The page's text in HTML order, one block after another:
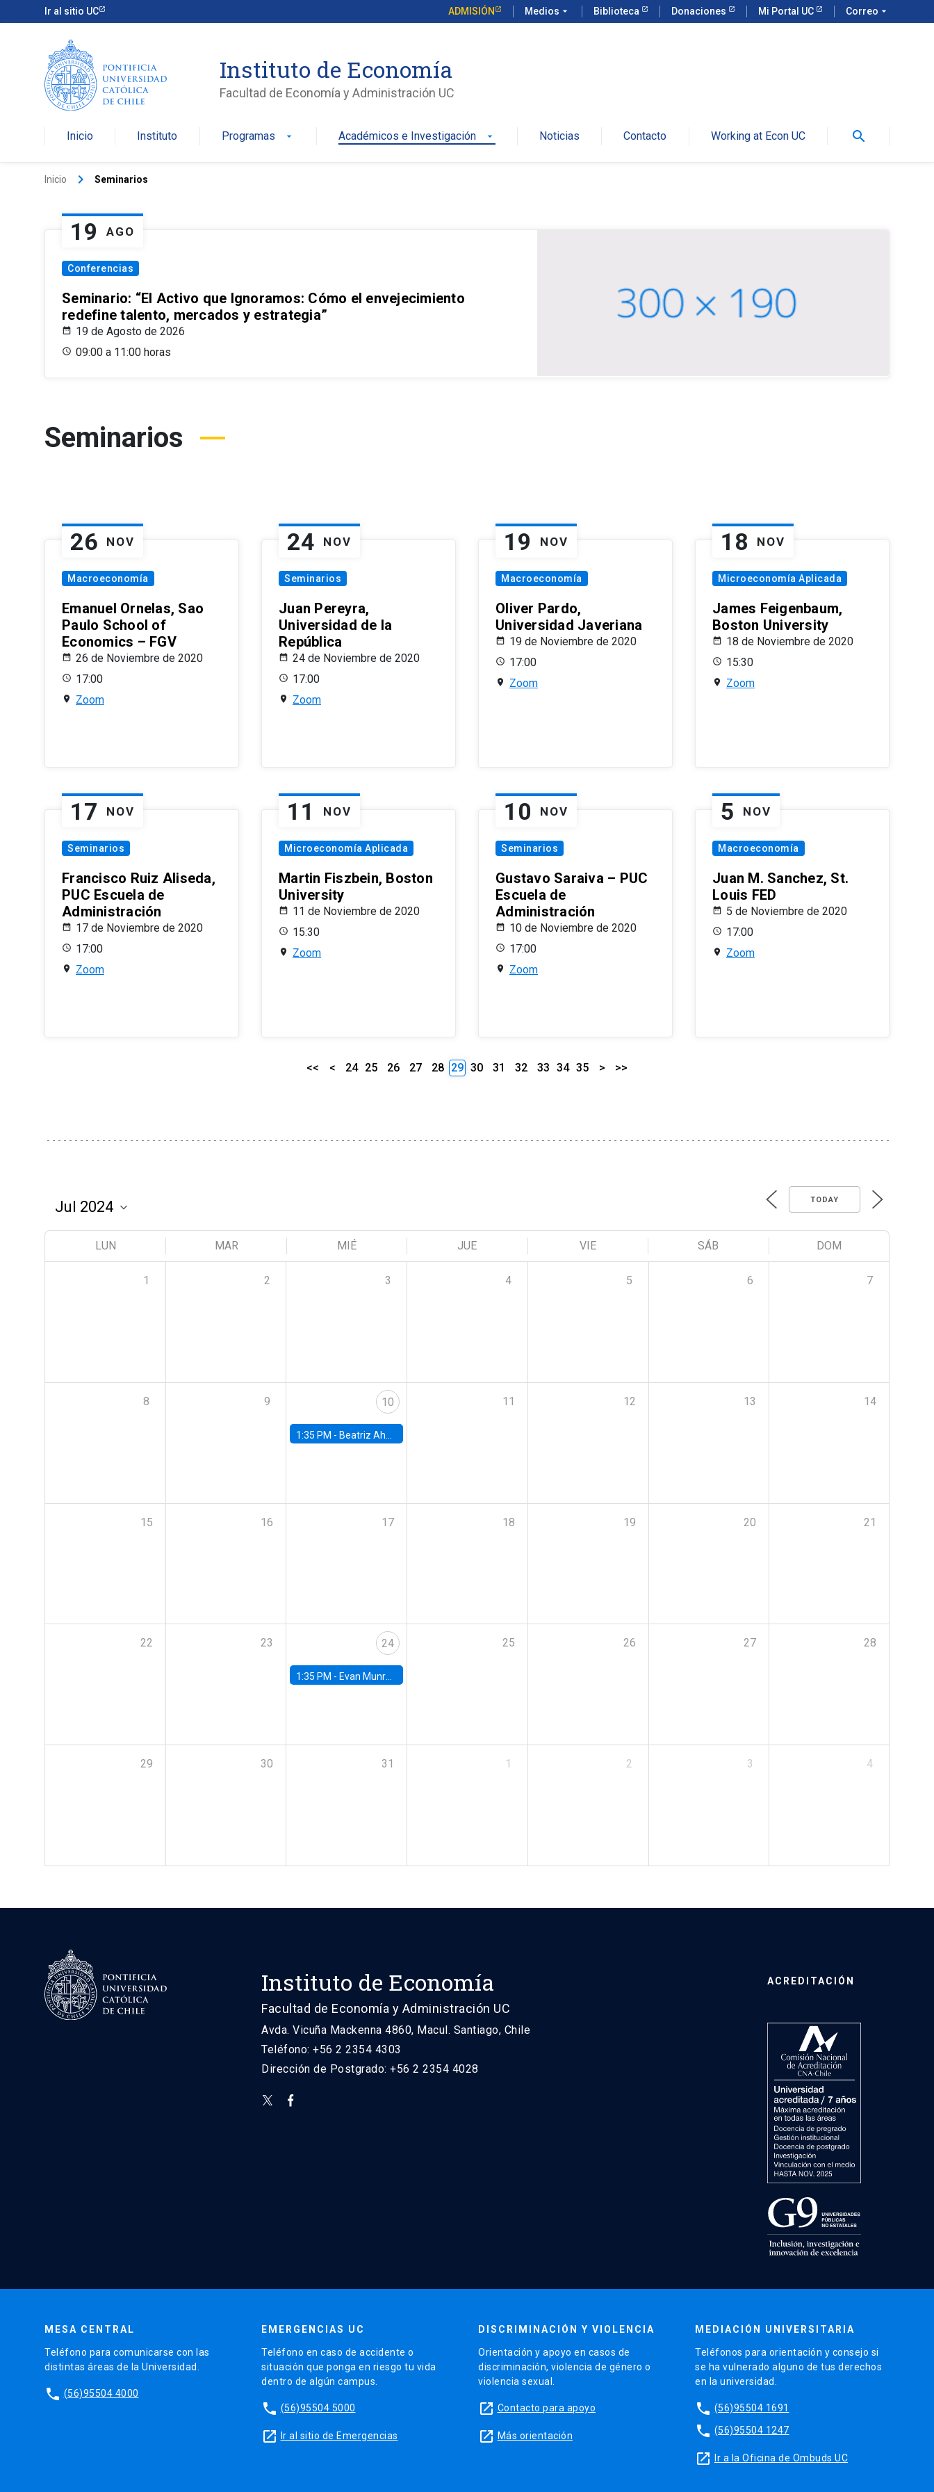
Ir al sitio UC ADMISIÓN Medios arrow_drop_down Biblioteca Donaciones Mi Portal UC Correo arrow_drop_down
Instituto de Economía
Facultad de Economía y Administración UC
Inicio Instituto Programas arrow_drop_down Académicos e Investigación arrow_drop_down Noticias Contacto Working at Econ UC search
Inicio keyboard_arrow_right Seminarios
19 AGO
Conferencias
Seminario: “El Activo que Ignoramos: Cómo el envejecimiento
redefine talento, mercados y estrategia”
19 de Agosto de 2026
09:00 a 11:00 horas
Seminarios
26 NOV
Macroeconomía
Emanuel Ornelas, Sao
Paulo School of
Economics – FGV
26 de Noviembre de 2020
17:00
Zoom
24 NOV
Seminarios
Juan Pereyra,
Universidad de la
República
24 de Noviembre de 2020
17:00
Zoom
19 NOV
Macroeconomía
Oliver Pardo,
Universidad Javeriana
19 de Noviembre de 2020
17:00
Zoom
18 NOV
Microeconomía Aplicada
James Feigenbaum,
Boston University
18 de Noviembre de 2020
15:30
Zoom
17 NOV
Seminarios
Francisco Ruiz Aliseda,
PUC Escuela de
Administración
17 de Noviembre de 2020
17:00
Zoom
11 NOV
Microeconomía Aplicada
Martin Fiszbein, Boston
University
11 de Noviembre de 2020
15:30
Zoom
10 NOV
Seminarios
Gustavo Saraiva – PUC
Escuela de
Administración
10 de Noviembre de 2020
17:00
Zoom
5 NOV
Macroeconomía
Juan M. Sanchez, St.
Louis FED
5 de Noviembre de 2020
17:00
Zoom
<< < 24 25 26 27 28 29 30 31 32 33 34 35 > >>
TODAY
LUN MAR MIÉ JUE VIE SÁB DOM
1 2 3 4 5 6 7
8 9 10
1:35 PM - Beatriz Ahumada, PhD candidate, Universidad de Pittsburgh
11 12 13 14
15 16 17 18 19 20 21
22 23 24
1:35 PM - Evan Munro, Neyman Visiting Assistant Professor in the Department of Statistics at UC Berkeley
25 26 27 28
29 30 31 1 2 3 4
Instituto de Economía
Facultad de Economía y Administración UC
Avda. Vicuña Mackenna 4860, Macul. Santiago, Chile
Teléfono: +56 2 2354 4303
Dirección de Postgrado: +56 2 2354 4028
ACREDITACIÓN
MESA CENTRAL
Teléfono para comunicarse con las
distintas áreas de la Universidad.
phone (56)95504 4000
EMERGENCIAS UC
Teléfono en caso de accidente o
situación que ponga en riesgo tu vida
dentro de algún campus.
phone (56)95504 5000
launch Ir al sitio de Emergencias
DISCRIMINACIÓN Y VIOLENCIA
Orientación y apoyo en casos de
discriminación, violencia de género o
violencia sexual.
launch Contacto para apoyo
launch Más orientación
MEDIACIÓN UNIVERSITARIA
Teléfonos para orientación y consejo si
se ha vulnerado alguno de tus derechos
en la universidad.
phone (56)95504 1691
phone (56)95504 1247
launch Ir a la Oficina de Ombuds UC